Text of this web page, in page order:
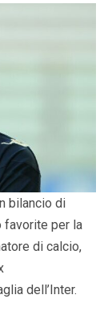
bilancio di
favorite per la
di calcio,
dell’Inter.